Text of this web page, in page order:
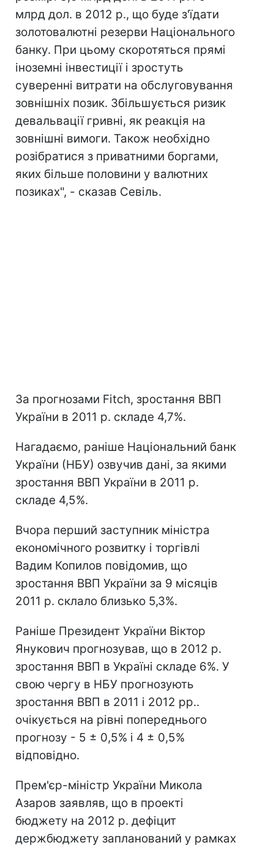
млрд дол. в 2012 р., що буде з'їдати
золотовалютні резерви Національного
банку. При цьому скоротяться прямі
іноземні інвестиції і зростуть
суверенні витрати на обслуговування
зовнішніх позик. Збільшується ризик
девальвації гривні, як реакція на
зовнішні вимоги. Також необхідно
розібратися з приватними боргами,
яких більше половини у валютних
позиках", - сказав Севіль.
За прогнозами Fitch, зростання ВВП
України в 2011 р. складе 4,7%.
Нагадаємо, раніше Національний банк
України (НБУ) озвучив дані, за якими
зростання ВВП України в 2011 р.
складе 4,5%.
Вчора перший заступник міністра
економічного розвитку і торгівлі
Вадим Копилов повідомив, що
зростання ВВП України за 9 місяців
2011 р. склало близько 5,3%.
Раніше Президент України Віктор
Янукович прогнозував, що в 2012 р.
зростання ВВП в Україні складе 6%. У
свою чергу в НБУ прогнозують
зростання ВВП в 2011 і 2012 рр..
очікується на рівні попереднього
прогнозу - 5 ± 0,5% і 4 ± 0,5%
відповідно.
Прем'єр-міністр України Микола
Азаров заявляв, що в проекті
бюджету на 2012 р. дефіцит
держбюджету запланований у рамках